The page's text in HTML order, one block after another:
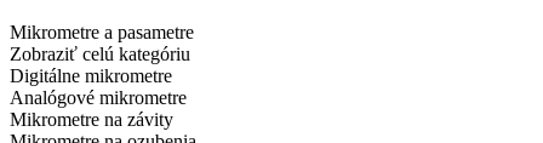
Mikrometre a pasametre
Zobraziť celú kategóriu
Digitálne mikrometre
Analógové mikrometre
Mikrometre na závity